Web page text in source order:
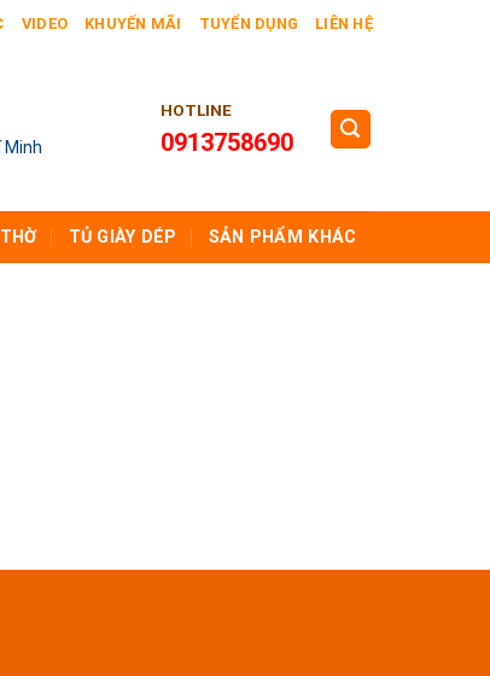
VIDEO KHUYẾN MÃI TUYỂN DỤNG LIÊN HỆ
Minh
HOTLINE
0913758690
TỦ GIÀY DÉP SẢN PHẨM KHÁC